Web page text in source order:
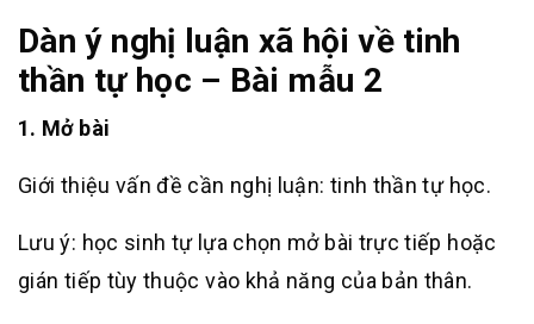
Dàn ý nghị luận xã hội về tinh
thần tự học – Bài mẫu 2
1. Mở bài
Giới thiệu vấn đề cần nghị luận: tinh thần tự học.
Lưu ý: học sinh tự lựa chọn mở bài trực tiếp hoặc
gián tiếp tùy thuộc vào khả năng của bản thân.